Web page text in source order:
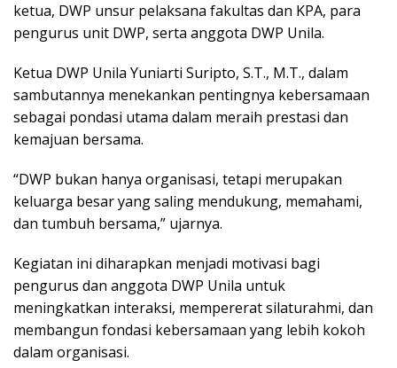
ketua, DWP unsur pelaksana fakultas dan KPA, para
pengurus unit DWP, serta anggota DWP Unila.
Ketua DWP Unila Yuniarti Suripto, S.T., M.T., dalam
sambutannya menekankan pentingnya kebersamaan
sebagai pondasi utama dalam meraih prestasi dan
kemajuan bersama.
“DWP bukan hanya organisasi, tetapi merupakan
keluarga besar yang saling mendukung, memahami,
dan tumbuh bersama,” ujarnya.
Kegiatan ini diharapkan menjadi motivasi bagi
pengurus dan anggota DWP Unila untuk
meningkatkan interaksi, mempererat silaturahmi, dan
membangun fondasi kebersamaan yang lebih kokoh
dalam organisasi.